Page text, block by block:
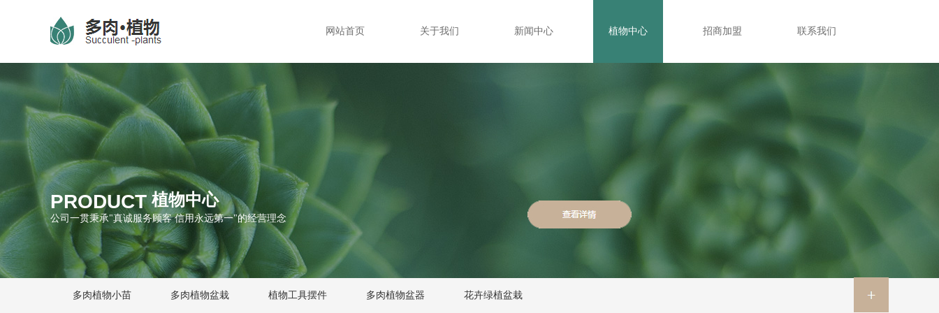
PRODUCT
公司一贯秉承"真诚服务顾客 信用永远第一"的经营理念
网站首页 关于我们 新闻中心 植物中心 招商加盟 联系我们
植物中心
多肉植物小苗 多肉植物盆栽 植物工具摆件 多肉植物盆器 花卉绿植盆栽